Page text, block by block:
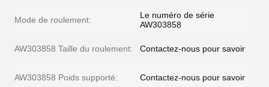
Mode de roulement:
Le numéro de série
AW303858
AW303858 Taille du roulement: Contactez-nous pour savoir
AW303858 Poids supporté: Contactez-nous pour savoir